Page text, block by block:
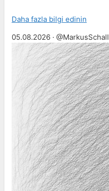
Daha fazla bilgi edinin
05.08.2026 · @MarkusSchall